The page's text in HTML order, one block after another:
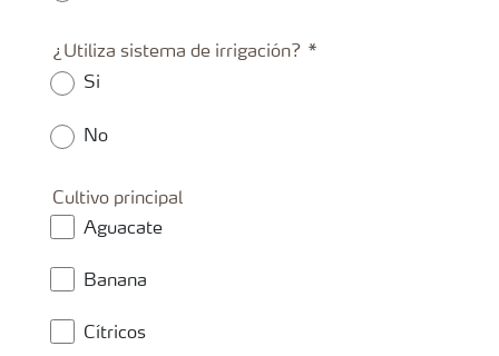
¿Utiliza sistema de irrigación?
Si
No
Cultivo principal
Aguacate
Banana
Cítricos